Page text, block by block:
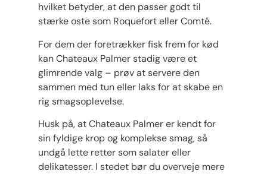
hvilket betyder, at den passer godt til
stærke oste som Roquefort eller Comté.
For dem der foretrækker fisk frem for kød
kan Chateaux Palmer stadig være et
glimrende valg – prøv at servere den
sammen med tun eller laks for at skabe en
rig smagsoplevelse.
Husk på, at Chateaux Palmer er kendt for
sin fyldige krop og komplekse smag, så
undgå lette retter som salater eller
delikatesser. I stedet bør du overveje mere